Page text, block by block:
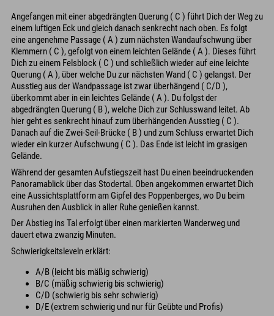
Angefangen mit einer abgedrängten Querung ( C ) führt Dich der Weg zu
einem luftigen Eck und gleich danach senkrecht nach oben. Es folgt
eine angenehme Passage ( A ) zum nächsten Wandaufschwung über
Klemmern ( C ), gefolgt von einem leichten Gelände ( A ). Dieses führt
Dich zu einem Felsblock ( C ) und schließlich wieder auf eine leichte
Querung ( A ), über welche Du zur nächsten Wand ( C ) gelangst. Der
Ausstieg aus der Wandpassage ist zwar überhängend ( C/D ),
überkommt aber in ein leichtes Gelände ( A ). Du folgst der
abgedrängten Querung ( B ), welche Dich zur Schlusswand leitet. Ab
hier geht es senkrecht hinauf zum überhängenden Ausstieg ( C ).
Danach auf die Zwei-Seil-Brücke ( B ) und zum Schluss erwartet Dich
wieder ein kurzer Aufschwung ( C ). Das Ende ist leicht im grasigen
Gelände.
Während der gesamten Aufstiegszeit hast Du einen beeindruckenden
Panoramablick über das Stodertal. Oben angekommen erwartet Dich
eine Aussichtsplattform am Gipfel des Poppenberges, wo Du beim
Ausruhen den Ausblick in aller Ruhe genießen kannst.
Der Abstieg ins Tal erfolgt über einen markierten Wanderweg und
dauert etwa zwanzig Minuten.
Schwierigkeitsleveln erklärt:
A/B (leicht bis mäßig schwierig)
B/C (mäßig schwierig bis schwierig)
C/D (schwierig bis sehr schwierig)
D/E (extrem schwierig und nur für Geübte und Profis)